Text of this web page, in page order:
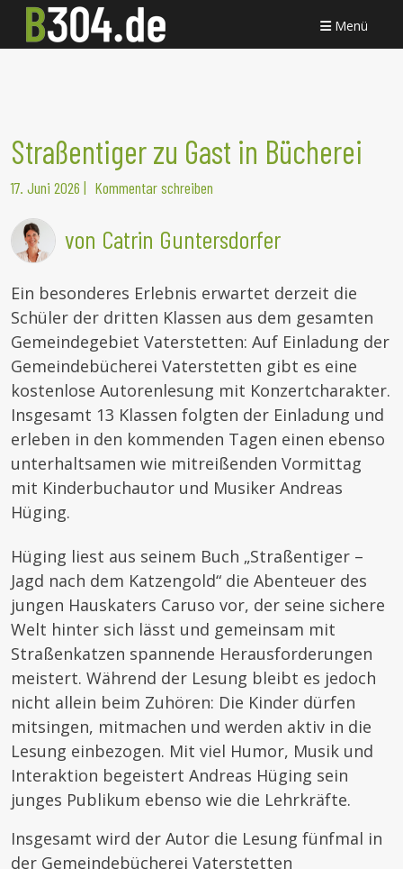
Menü
Straßentiger zu Gast in Bücherei
17. Juni 2026 | Kommentar schreiben
von Catrin Guntersdorfer
Ein besonderes Erlebnis erwartet derzeit die
Schüler der dritten Klassen aus dem gesamten
Gemeindegebiet Vaterstetten: Auf Einladung der
Gemeindebücherei Vaterstetten gibt es eine
kostenlose Autorenlesung mit Konzertcharakter.
Insgesamt 13 Klassen folgten der Einladung und
erleben in den kommenden Tagen einen ebenso
unterhaltsamen wie mitreißenden Vormittag
mit Kinderbuchautor und Musiker Andreas
Hüging.
Hüging liest aus seinem Buch „Straßentiger –
Jagd nach dem Katzengold“ die Abenteuer des
jungen Hauskaters Caruso vor, der seine sichere
Welt hinter sich lässt und gemeinsam mit
Straßenkatzen spannende Herausforderungen
meistert. Während der Lesung bleibt es jedoch
nicht allein beim Zuhören: Die Kinder dürfen
mitsingen, mitmachen und werden aktiv in die
Lesung einbezogen. Mit viel Humor, Musik und
Interaktion begeistert Andreas Hüging sein
junges Publikum ebenso wie die Lehrkräfte.
Insgesamt wird der Autor die Lesung fünfmal in
der Gemeindebücherei Vaterstetten